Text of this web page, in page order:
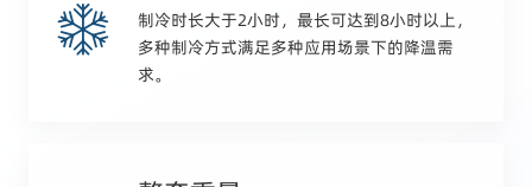
制冷时长大于2小时，最长可达到8小时以上，
多种制冷方式满足多种应用场景下的降温需
求。